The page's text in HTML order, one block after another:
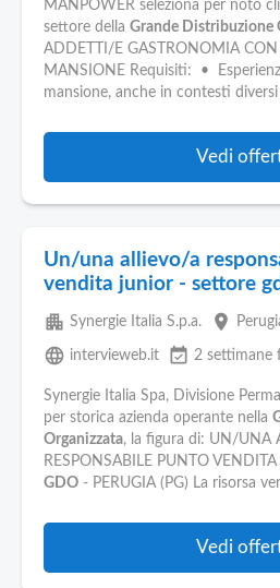
MANPOWER seleziona per noto
settore della Grande Distribuzione
ADDETTI/E GASTRONOMIA CON
MANSIONE Requisiti: •
mansione, anche in contesti diversi
Vedi
Un/una allievo/a
vendita junior - settore
apartment Synergie Italia S.p.a. place
language intervieweb.it event_available 2 settimane
Synergie Italia Spa, Divisione
per storica azienda operante nella
Organizzata, la figura di: UN/UNA
RESPONSABILE PUNTO
GDO - PERUGIA (PG) La risorsa
Vedi